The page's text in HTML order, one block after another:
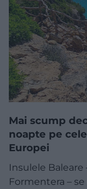
Mai scump
noapte pe
Europei
Insulele Baleare
Formentera –